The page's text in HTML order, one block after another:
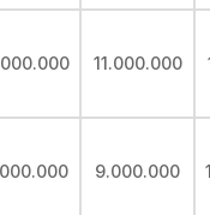
11.000.000
9.000.000